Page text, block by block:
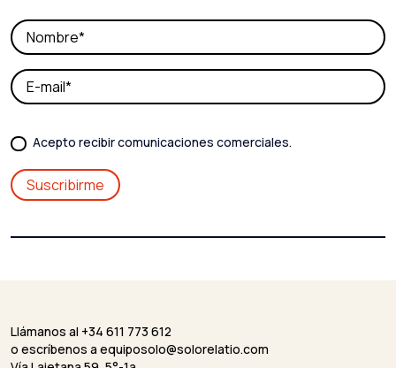
Acepto recibir comunicaciones comerciales.
Llámanos al +34 611 773 612
o escríbenos a equiposolo@solorelatio.com